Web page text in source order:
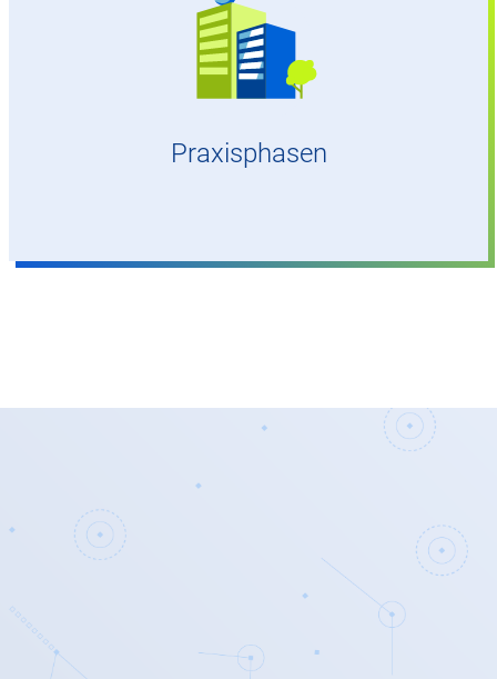
Praxisphasen
An den bundesweiten Standorten der DFS